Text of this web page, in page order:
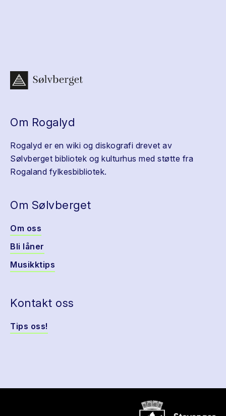
Om Rogalyd
Rogalyd er en wiki og diskografi drevet av
Sølvberget bibliotek og kulturhus med støtte fra
Rogaland fylkesbibliotek.
Om Sølvberget
Om oss
Bli låner
Musikktips
Kontakt oss
Tips oss!